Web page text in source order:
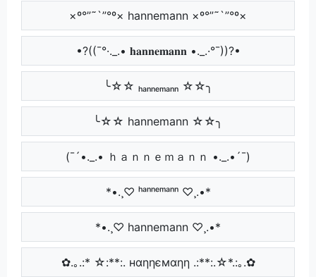
×º°”˜`”°º× hannemann ×º°”˜`”°º×
•?((¯°·._.• 𝐡𝐚𝐧𝐧𝐞𝐦𝐚𝐧𝐧 •._.·°¯))?•
╰☆☆ ₕₐₙₙₑₘₐₙₙ ☆☆╮
╰☆☆ hannemann ☆☆╮
(¯´•._.• ｈａｎｎｅｍａｎｎ •._.•´¯)
*•.¸♡ ʰᵃⁿⁿᵉᵐᵃⁿⁿ ♡¸.•*
*•.¸♡ hannemann ♡¸.•*
✿.｡.:* ☆:**:. нαηηємαηη .:**:.☆*.:｡.✿